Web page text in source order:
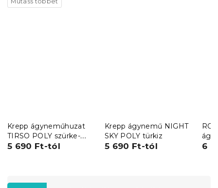
Krepp ágyneműhuzat
TIRSO POLY szürke-
fehér
5 690 Ft-tól
Krepp ágynemű NIGHT
SKY POLY türkiz
5 690 Ft-tól 6
T